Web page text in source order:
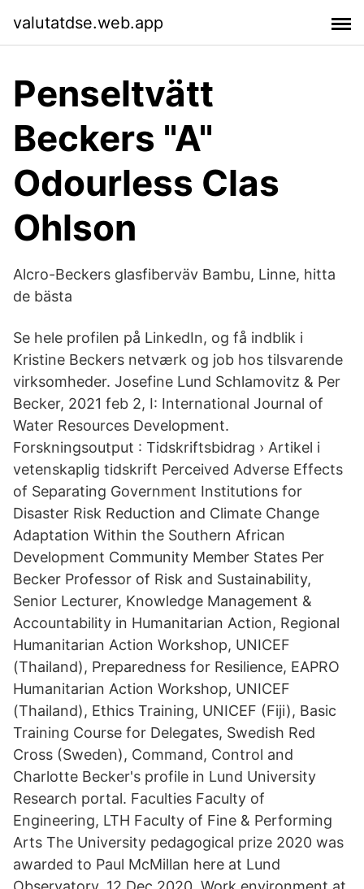
valutatdse.web.app
Penseltvätt
Beckers "A"
Odourless Clas
Ohlson
Alcro-Beckers glasfiberväv Bambu, Linne, hitta
de bästa
Se hele profilen på LinkedIn, og få indblik i
Kristine Beckers netværk og job hos tilsvarende
virksomheder. Josefine Lund Schlamovitz & Per
Becker, 2021 feb 2, I: International Journal of
Water Resources Development.
Forskningsoutput : Tidskriftsbidrag › Artikel i
vetenskaplig tidskrift Perceived Adverse Effects
of Separating Government Institutions for
Disaster Risk Reduction and Climate Change
Adaptation Within the Southern African
Development Community Member States Per
Becker Professor of Risk and Sustainability,
Senior Lecturer, Knowledge Management &
Accountability in Humanitarian Action, Regional
Humanitarian Action Workshop, UNICEF
(Thailand), Preparedness for Resilience, EAPRO
Humanitarian Action Workshop, UNICEF
(Thailand), Ethics Training, UNICEF (Fiji), Basic
Training Course for Delegates, Swedish Red
Cross (Sweden), Command, Control and
Charlotte Becker's profile in Lund University
Research portal. Faculties Faculty of
Engineering, LTH Faculty of Fine & Performing
Arts The University pedagogical prize 2020 was
awarded to Paul McMillan here at Lund